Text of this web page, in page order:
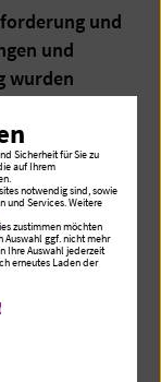
und
und
wurden
in der
Ideenvielfalt
die
Sicherheit für Sie zu
auf Ihrem
notwendig sind, sowie
und Services. Weitere
zustimmen möchten
Auswahl ggf. nicht mehr
Ihre Auswahl jederzeit
erneutes Laden der